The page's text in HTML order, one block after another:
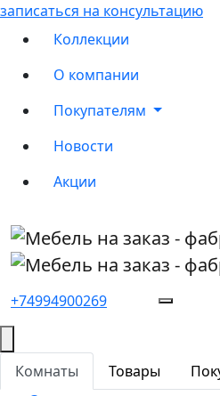
записаться на консультацию
Коллекции
О компании
Покупателям
Новости
Акции
+74994900269